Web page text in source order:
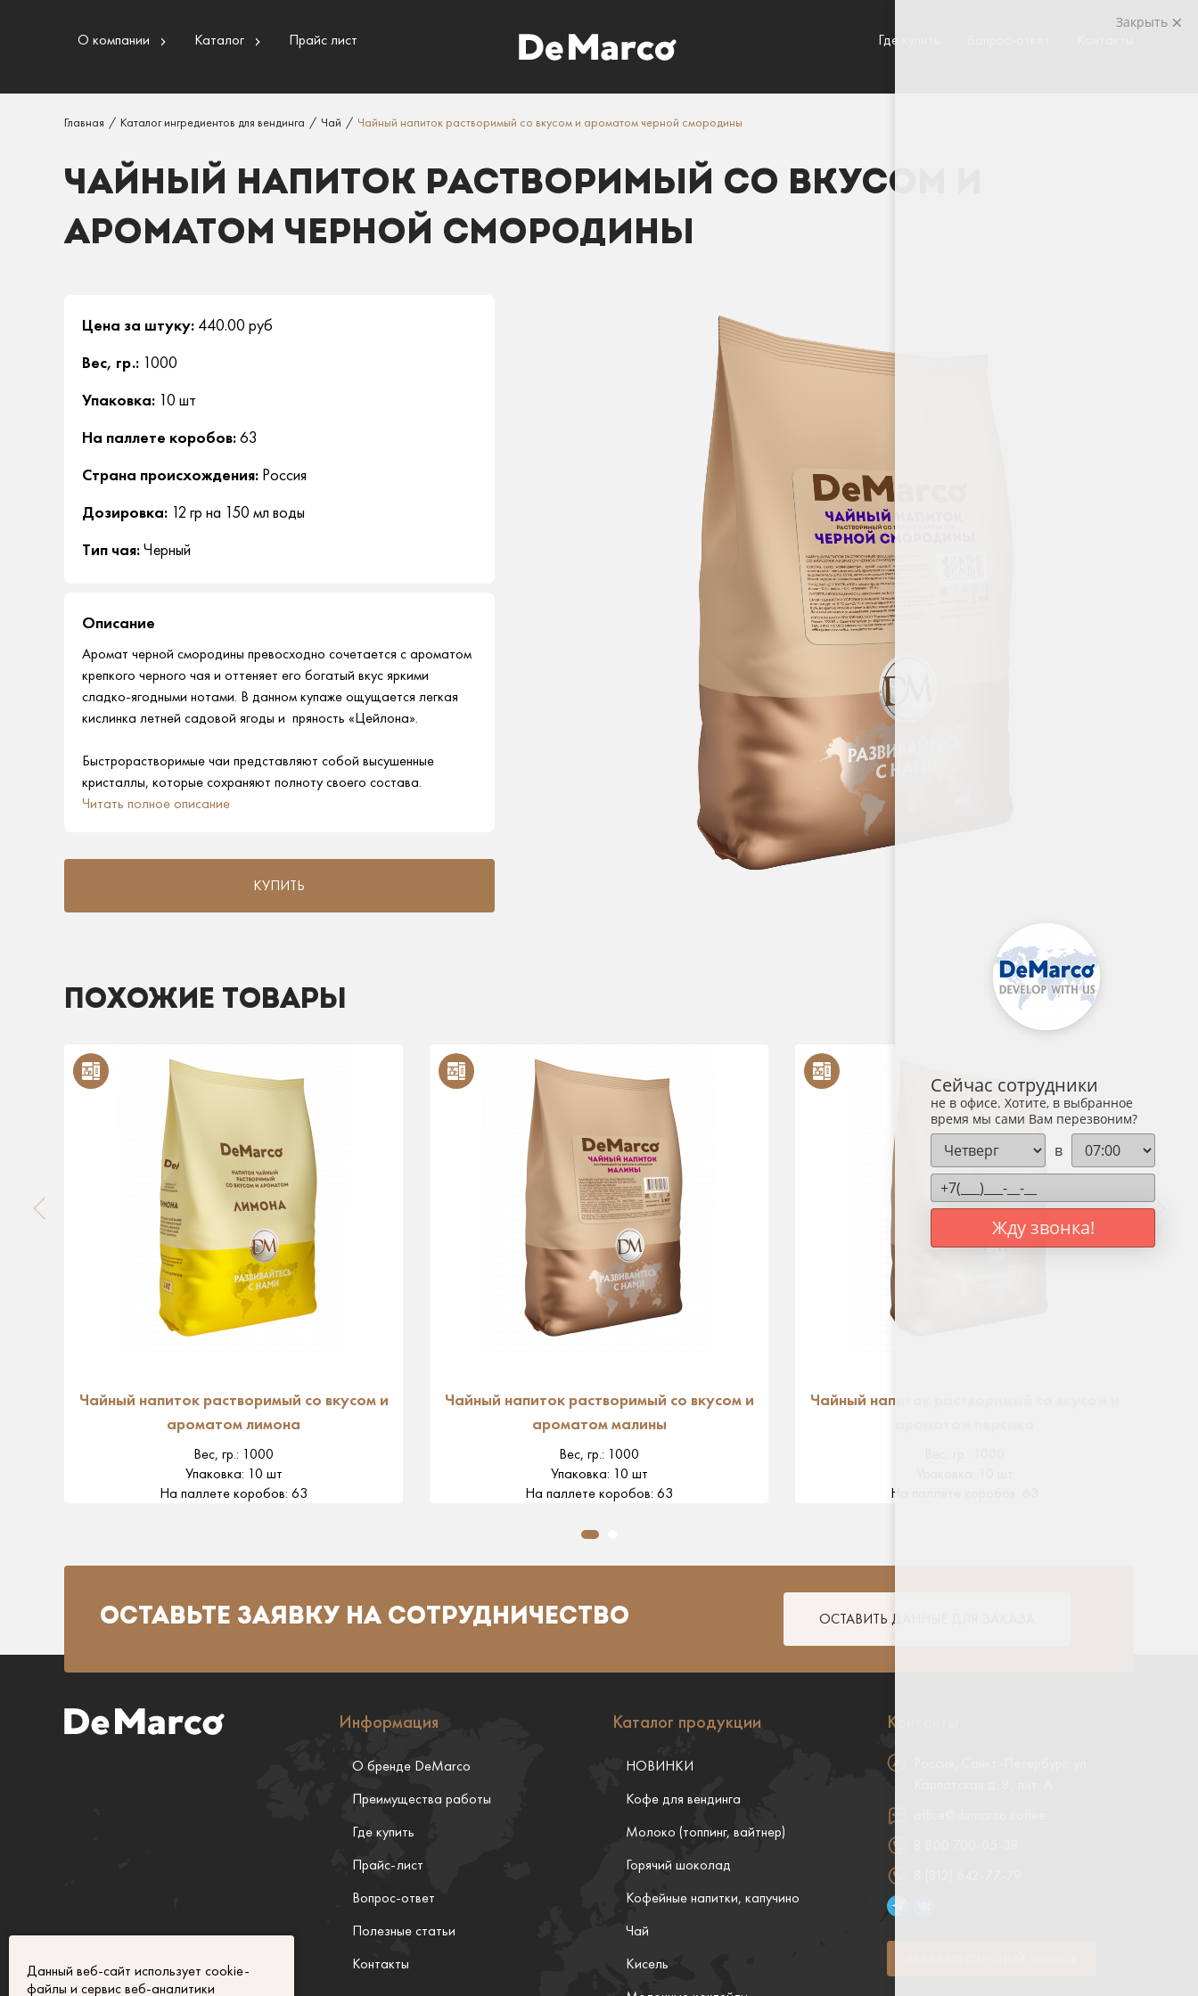
О компании Каталог Прайс лист Где купить
Главная / Каталог ингредиентов для вендинга / Чай / Чайный напиток растворимый со вкусом и ароматом черной смородины
ЧАЙНЫЙ НАПИТОК РАСТВОРИМЫЙ СО ВКУСОМ И
АРОМАТОМ ЧЕРНОЙ СМОРОДИНЫ
Цена за штуку: 440.00 руб
Вес, гр.: 1000
Упаковка: 10 шт
На паллете коробов:63
Страна происхождения: Россия
Дозировка: 12 гр на 150 мл воды
Тип чая:Черный
Описание
Аромат черной смородины превосходно сочетается с ароматом
крепкого черного чая и оттеняет его богатый вкус яркими
сладко-ягодными нотами. В данном купаже ощущается легкая
кислинка летней садовой ягоды и пряность «Цейлона».
Быстрорастворимые чаи представляют собой высушенные
кристаллы, которые сохраняют полноту своего состава.
Читать полное описание
КУПИТЬ
ПОХОЖИЕ ТОВАРЫ
Чайный напиток растворимый со вкусом и
ароматом лимона
Вес, гр.: 1000
Упаковка: 10 шт
На паллете коробов: 63
Чайный напиток растворимый со вкусом и
ароматом малины
Вес, гр.: 1000
Упаковка: 10 шт
На паллете коробов: 63
Чайный напиток растворимый со вкусом и
На паллете коробов
ОСТАВЬТЕ ЗАЯВКУ НА СОТРУДНИЧЕСТВО ОСТАВИТЬ ДАННЫЕ ДЛЯ ЗАКАЗА
Информация
О бренде DeMarco
Преимущества работы
Где купить
Прайс-лист
Вопрос-ответ
Полезные статьи
Контакты
Каталог продукции
НОВИНКИ
Кофе для вендинга
Молоко (топпинг, вайтнер)
Горячий шоколад
Кофейные напитки, капучино
Чай
Кисель
Контакты
Данный веб-сайт использует cookie-
файлы и сервис веб-аналитики
Закрыть
Сейчас сотрудники
не в офисе. Хотите, в выбранное
время мы сами Вам перезвоним?
в
Жду звонка!